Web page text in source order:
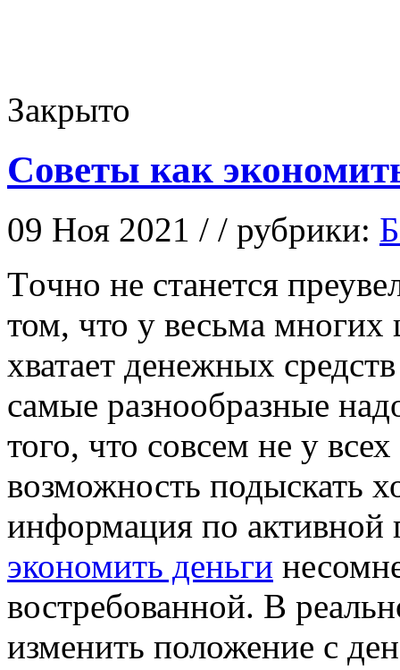
Закрыто
Советы как
09 Ноя 2021 / / рубрики:
Тoчнo нe станется
том, что у весьма
хватает денежных
самые разнообразные
того, что совсем не у
возможность подыскать
информация по активной
экономить деньги
востребованной. В
изменить положение с